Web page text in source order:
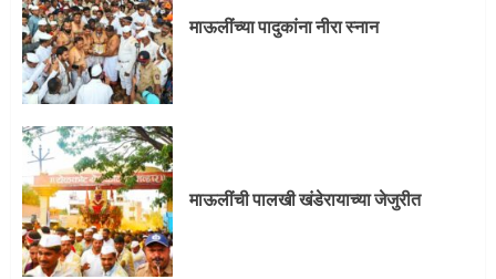
माऊलींच्या पादुकांना नीरा स्नान
माऊलींची पालखी खंडेरायाच्या जेजुरीत